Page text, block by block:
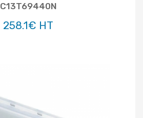
C13T69440N
258.1€ HT